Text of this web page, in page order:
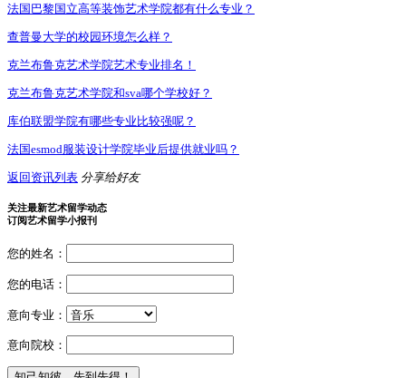
法国巴黎国立高等装饰艺术学院都有什么专业？
查普曼大学的校园环境怎么样？
克兰布鲁克艺术学院艺术专业排名！
克兰布鲁克艺术学院和sva哪个学校好？
库伯联盟学院有哪些专业比较强呢？
法国esmod服装设计学院毕业后提供就业吗？
返回资讯列表 分享给好友
关注最新艺术留学动态
订阅艺术留学小报刊
您的姓名：
您的电话：
意向专业：
意向院校：